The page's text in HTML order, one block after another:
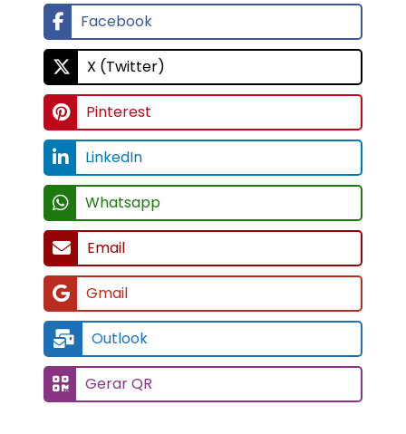
Facebook
X (Twitter)
Pinterest
LinkedIn
Whatsapp
Email
Gmail
Outlook
Gerar QR